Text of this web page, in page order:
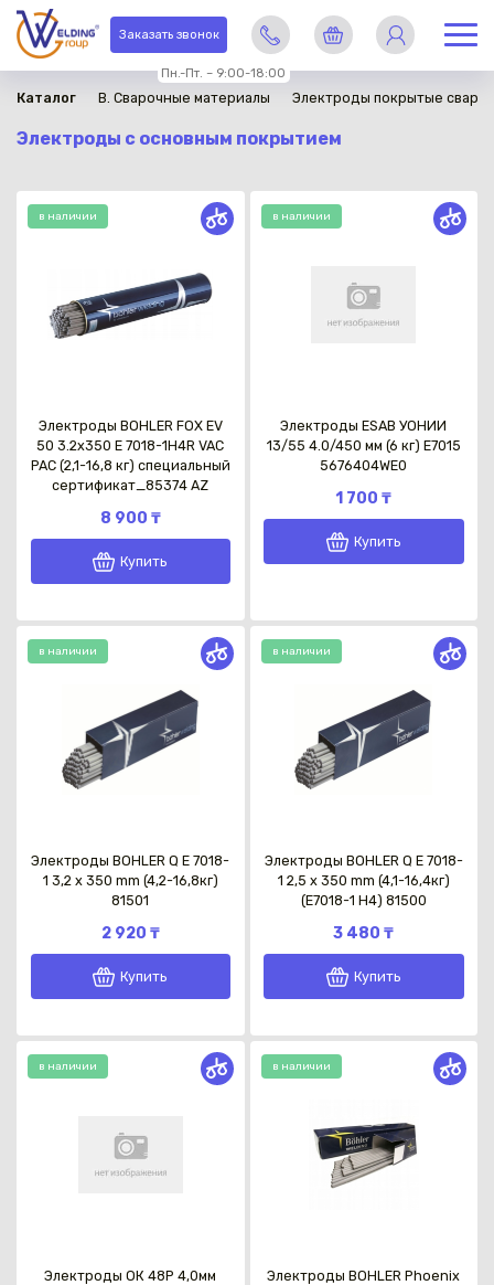
Заказать звонок
Пн.-Пт. – 9:00-18:00
Каз
Каталог B. Сварочные материалы Электроды покрытые
Электроды с основным покрытием
в наличии
Электроды BOHLER FOX EV
50 3.2x350 Е 7018-1Н4R VAC
PAC (2,1-16,8 кг) специальный
сертификат_85374 AZ
8 900 ₸
Купить
в наличии
Электроды ESAB УОНИИ
13/55 4.0/450 мм (6 кг) E7015
5676404WE0
1 700 ₸
Купить
в наличии
Электроды BOHLER Q E 7018-
1 3,2 x 350 mm (4,2-16,8кг)
81501
2 920 ₸
Купить
в наличии
Электроды BOHLER Q E 7018-
1 2,5 x 350 mm (4,1-16,4кг)
(E7018-1 Н4) 81500
3 480 ₸
Купить
в наличии
Электроды ОК 48P 4,0мм
в наличии
Электроды BOHLER Phoenix